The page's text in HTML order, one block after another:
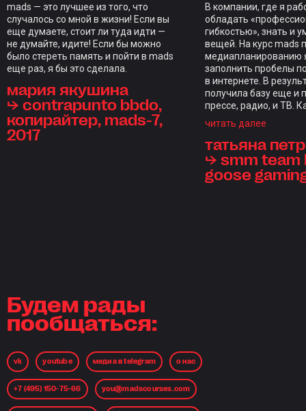
mads — это лучшее из того, что
случалось со мной в жизни! Если вы
еще думаете, стоит ли туда идти —
не думайте, идите! Если бы можно
было стереть память и пойти в mads
еще раз, я бы это сделала.
мария якушина
⮡ contrapunto bbdo,
копирайтер, mads-7,
2017
В компании, где я
обладать
гибкостью», знать и
вещей. На курс mads
медиапланированию
заполнить пробелы
в интернете. В
получила базу еще и
прессе, радио, и ТВ.
индивидуальным
каждого студента,
редкость.
стал итоговый
проверкой на
читать далее
татьяна
⮡ smm team
goose
Будем рады
пообщаться:
vk youtube медиа в telegram о нас
+7 (495) 150-75-66 you@madscourses.com